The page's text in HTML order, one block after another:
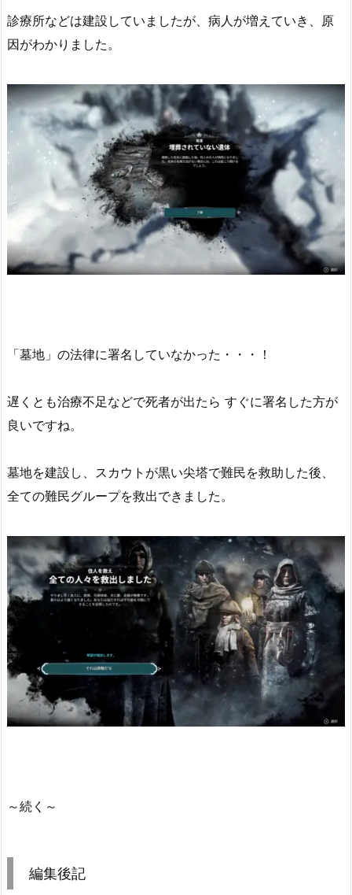
診療所などは建設していましたが、病人が増えていき、原
因がわかりました。
「墓地」の法律に署名していなかった・・・！
遅くとも治療不足などで死者が出たら すぐに署名した方が
良いですね。
墓地を建設し、スカウトが黒い尖塔で難民を救助した後、
全ての難民グループを救出できました。
～続く～
編集後記